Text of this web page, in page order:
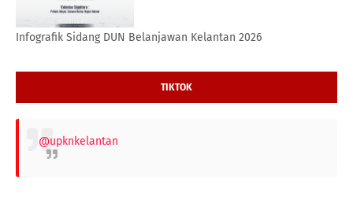
Infografik Sidang DUN Belanjawan Kelantan 2026
TIKTOK
@upknkelantan